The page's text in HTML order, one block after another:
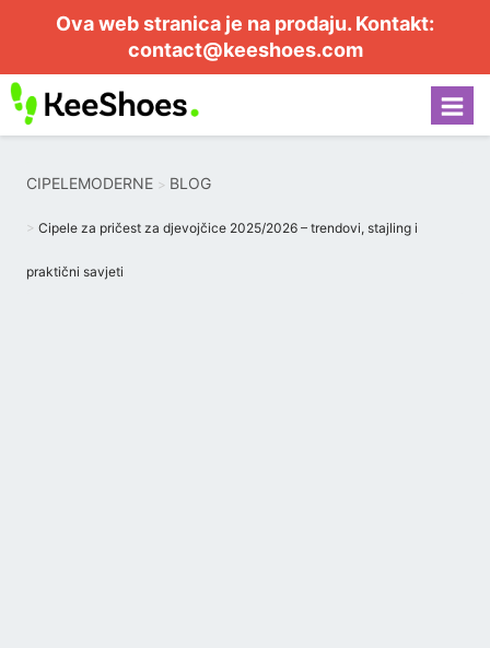
Ova web stranica je na prodaju. Kontakt:
contact@keeshoes.com
CIPELEMODERNE BLOG
Cipele za pričest za djevojčice 2025/2026 – trendovi, stajling i
praktični savjeti